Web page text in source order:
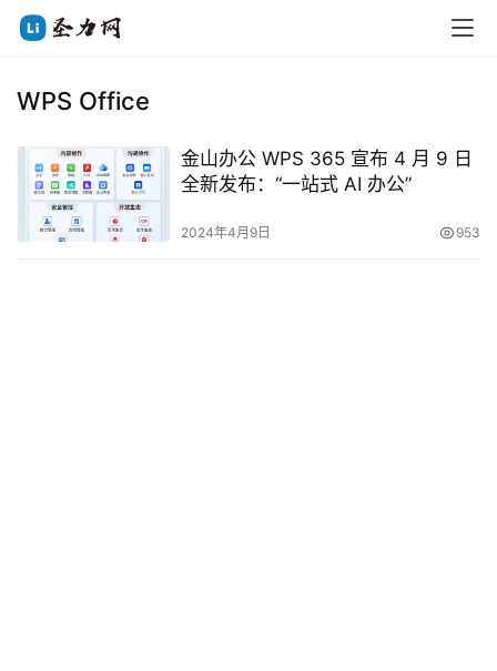
WPS Office
金山办公 WPS 365 宣布 4 月 9 日
全新发布：“一站式 AI 办公”
2024年4月9日 953